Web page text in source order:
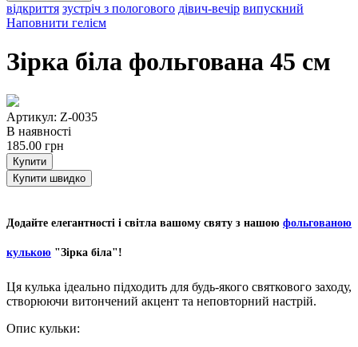
відкриття зустріч з пологового дівич-вечір випускний
Наповнити гелієм
Зірка біла фольгована 45 см
Артикул: Z-0035
В наявності
185.00 грн
Купити
Купити швидко
Додайте елегантності і світла вашому святу з нашою фольгованою
кулькою "Зірка біла"!
Ця кулька ідеально підходить для будь-якого святкового заходу,
створюючи витончений акцент та неповторний настрій.
Опис кульки: